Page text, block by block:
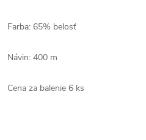
Farba: 65% belosť
Návin: 400 m
Cena za balenie 6 ks